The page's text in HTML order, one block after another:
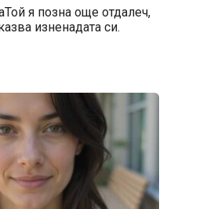
я позна още отдалеч,
изненадата си.